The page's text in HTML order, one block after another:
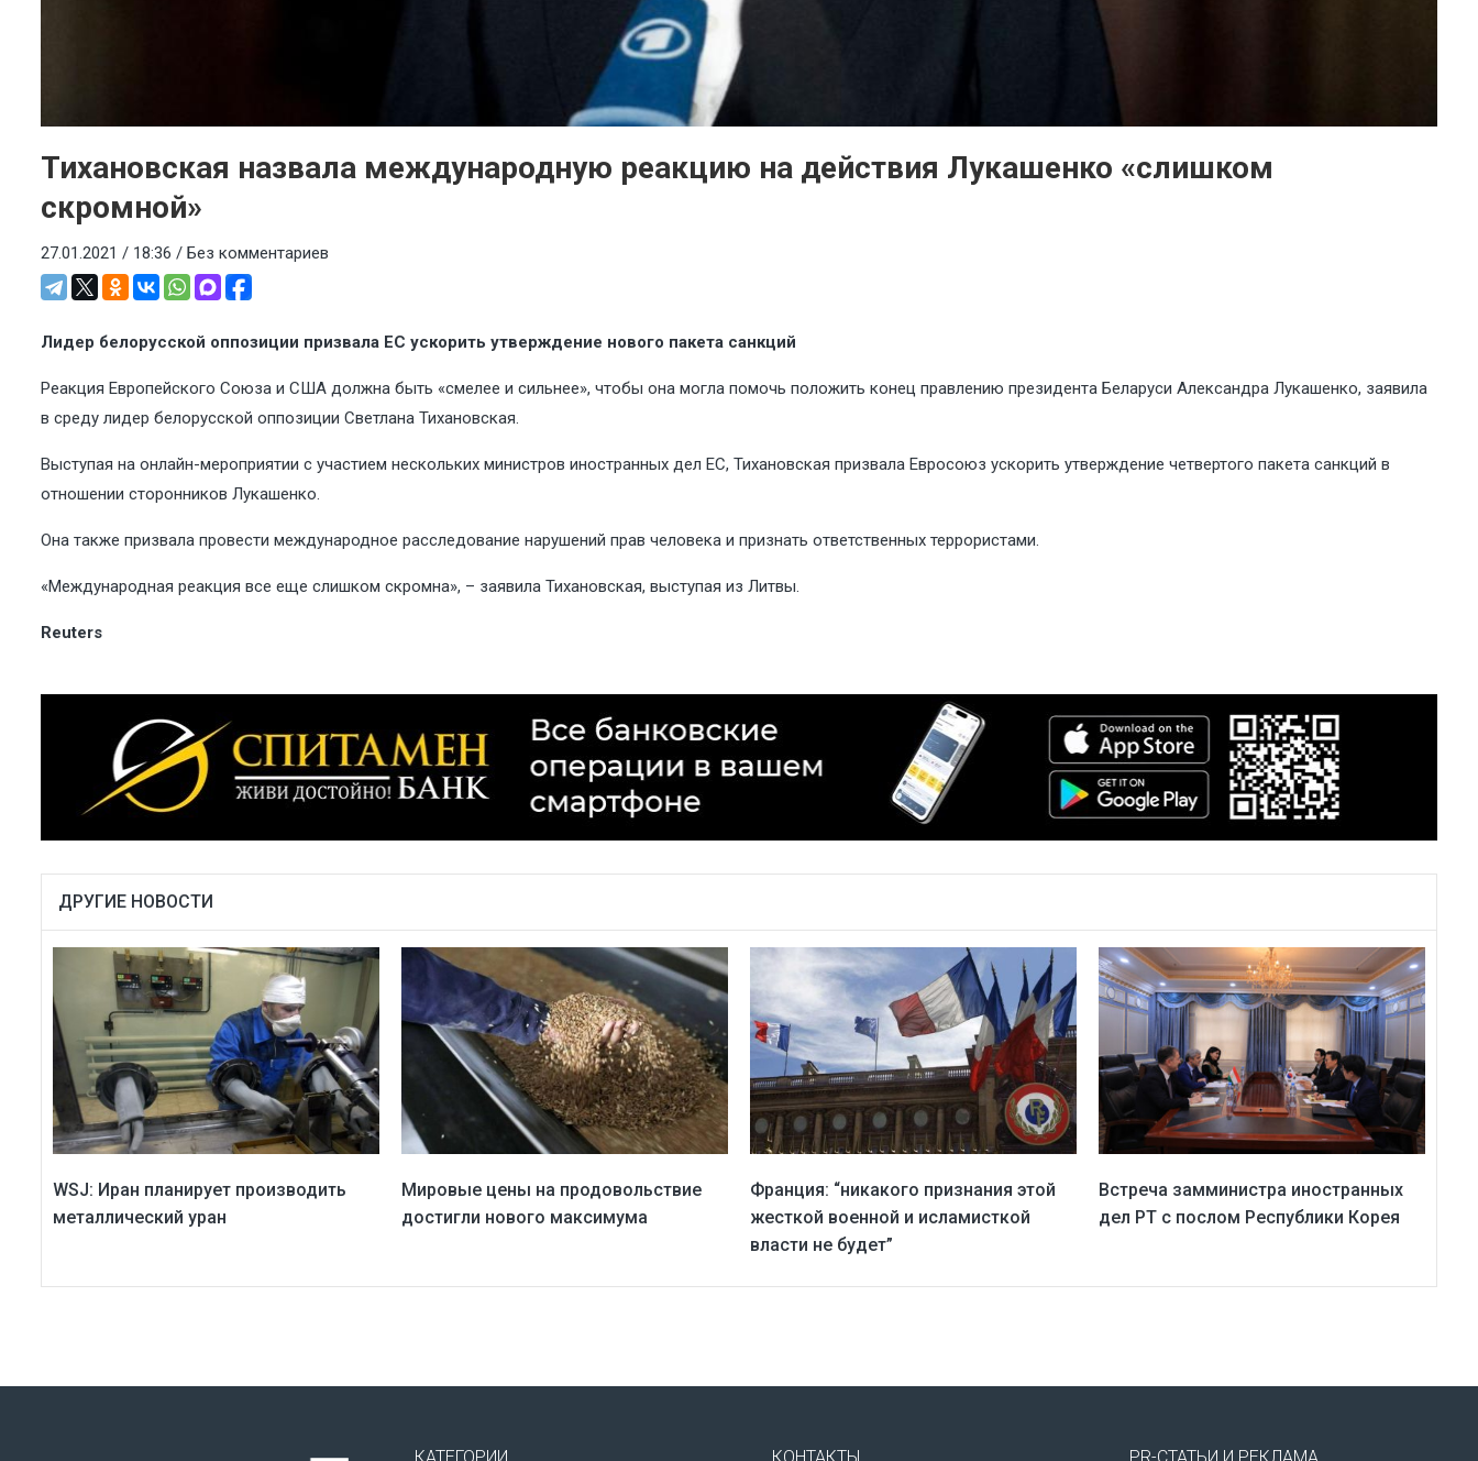
Тихановская назвала международную реакцию на действия Лукашенко «слишком
скромной»
27.01.2021 / 18:36 / Без комментариев
Лидер белорусской оппозиции призвала ЕС ускорить утверждение нового пакета санкций
Реакция Европейского Союза и США должна быть «смелее и сильнее», чтобы она могла помочь положить конец правлению президента Беларуси Александра Лукашенко, заявила
в среду лидер белорусской оппозиции Светлана Тихановская.
Выступая на онлайн-мероприятии с участием нескольких министров иностранных дел ЕС, Тихановская призвала Евросоюз ускорить утверждение четвертого пакета санкций в
отношении сторонников Лукашенко.
Она также призвала провести международное расследование нарушений прав человека и признать ответственных террористами.
«Международная реакция все еще слишком скромна», – заявила Тихановская, выступая из Литвы.
Reuters
ДРУГИЕ НОВОСТИ
WSJ: Иран планирует производить
металлический уран
Мировые цены на продовольствие
достигли нового максимума
Франция: “никакого признания этой
жесткой военной и исламисткой
власти не будет”
Встреча замминистра иностранных
дел РТ с послом Республики Корея